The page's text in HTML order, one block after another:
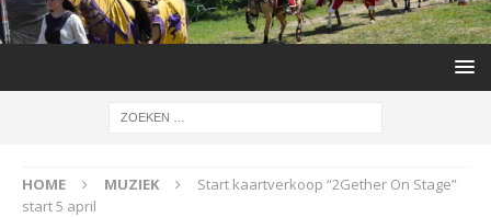
HOME MUZIEK
Start kaartverkoop “2Gether On Stage”
start 5 april